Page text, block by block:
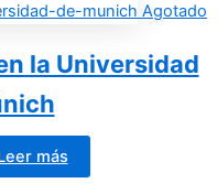
Agotado
la Universidad
más